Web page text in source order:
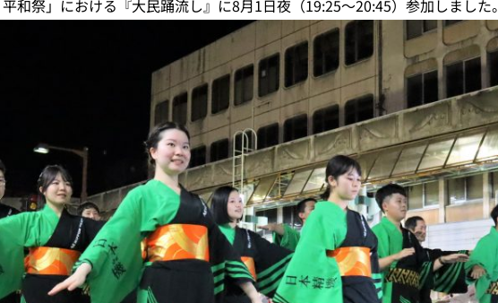
和祭」における『大民踊流し』に8月1日夜（19:25～20:45）参加しました。